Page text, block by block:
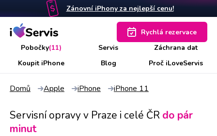
Zánovní iPhony za nejlepší cenu!
Pobočky(11) Servis
Záchrana dat
Koupit iPhone
Blog Proč iLoveServis
Rychlá rezervace
Domů Apple iPhone iPhone 11
Servisní opravy v Praze i celé ČR do pár
minut